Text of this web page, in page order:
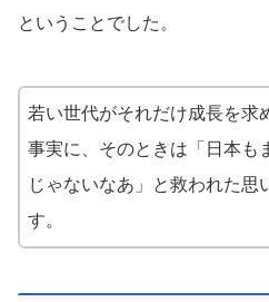
ということでした。
若い世代がそれだけ成長を求
事実に、そのときは「日本も
じゃないなあ」と救われた思
す。